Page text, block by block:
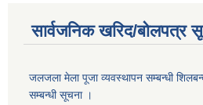
सार्वजनिक खरिद/बोलपत्र
जलजला मेला पूजा व्यवस्थापन सम्बन्धी
सम्बन्धी सूचना ।